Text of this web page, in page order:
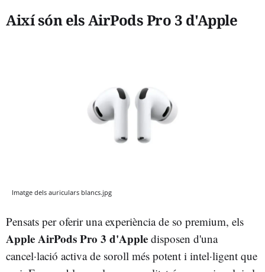
Així són els AirPods Pro 3 d'Apple
Imatge dels auriculars blancs.jpg
Pensats per oferir una experiència de so premium, els
Apple AirPods Pro 3 d'Apple disposen d'una
cancel·lació activa de soroll més potent i intel·ligent que